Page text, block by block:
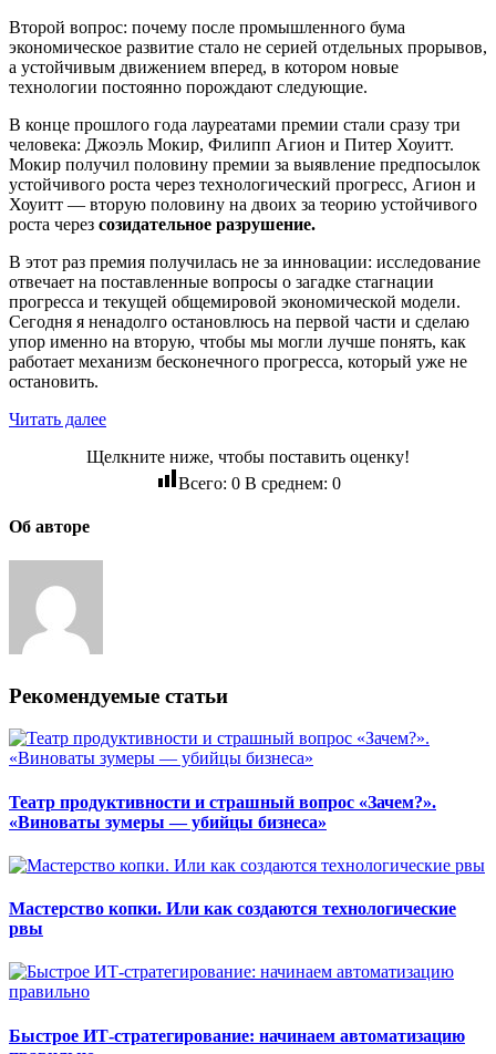
Второй вопрос: почему после промышленного бума
экономическое развитие стало не серией отдельных прорывов,
а устойчивым движением вперед, в котором новые
технологии постоянно порождают следующие.
В конце прошлого года лауреатами премии стали сразу три
человека: Джоэль Мокир, Филипп Агион и Питер Хоуитт.
Мокир получил половину премии за выявление предпосылок
устойчивого роста через технологический прогресс, Агион и
Хоуитт — вторую половину на двоих за теорию устойчивого
роста через созидательное разрушение.
В этот раз премия получилась не за инновации: исследование
отвечает на поставленные вопросы о загадке стагнации
прогресса и текущей общемировой экономической модели.
Сегодня я ненадолго остановлюсь на первой части и сделаю
упор именно на вторую, чтобы мы могли лучше понять, как
работает механизм бесконечного прогресса, который уже не
остановить.
Читать далее
Щелкните ниже, чтобы поставить оценку!
Всего: 0В среднем: 0
Об авторе
Рекомендуемые статьи
Театр продуктивности и страшный вопрос «Зачем?».
«Виноваты зумеры — убийцы бизнеса»
Мастерство копки. Или как создаются технологические
рвы
Быстрое ИТ-стратегирование: начинаем автоматизацию